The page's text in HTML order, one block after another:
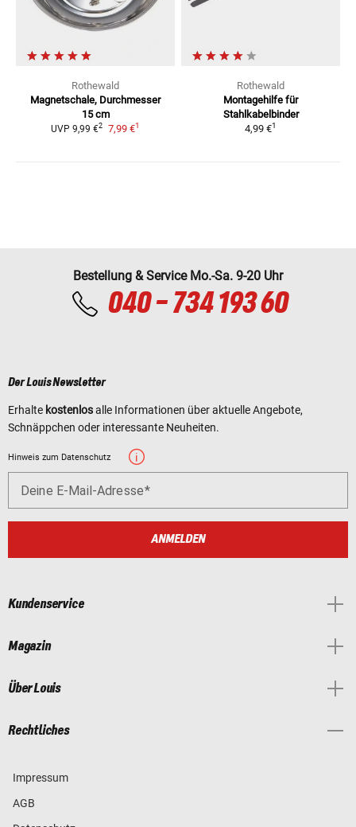
Rothewald
Magnetschale, Durchmesser
15 cm
UVP 9,99 €2 7,99 €1
Rothewald
Montagehilfe für
Stahlkabelbinder
4,99 €1
Bestellung & Service Mo.-Sa. 9-20 Uhr
040 - 734 193 60
Der Louis Newsletter
Erhalte kostenlosalle Informationen über aktuelle Angebote,
Schnäppchen oder interessante Neuheiten.
Hinweis zum Datenschutz
Deine E-Mail-Adresse
ANMELDEN
Kundenservice
Magazin
Über Louis
Rechtliches
Impressum
AGB